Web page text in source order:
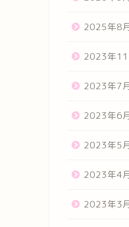
2025年8
2023年11
2023年7
2023年6
2023年5
2023年4
2023年3